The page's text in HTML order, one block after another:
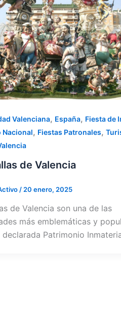
Valenciana, España, Fiesta de
, Fiestas Patronales,
de Valencia
/ 20 enero, 2025
de Valencia son una de las
más emblemáticas y
declarada Patrimonio